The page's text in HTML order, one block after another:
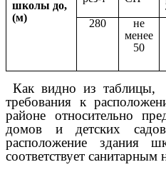
школы до,
(м)
280
не
менее
50
Как видно из
требования к
районе относительно
домов и детских
расположение здания
соответствует санитарным